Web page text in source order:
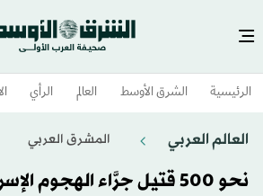
الرئيسية الشرق الأوسط​ العالم الرأي
العالم العربي المشرق العربي
نحو 500 قتيل جرَّاء الهجوم الإسرائيلي على غزة